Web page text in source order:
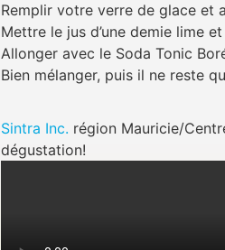
Remplir votre verre de glace et
Mettre le jus d’une demie lime
Allonger avec le Soda Tonic
Bien mélanger, puis il ne reste
Sintra Inc. région Mauricie/
dégustation!